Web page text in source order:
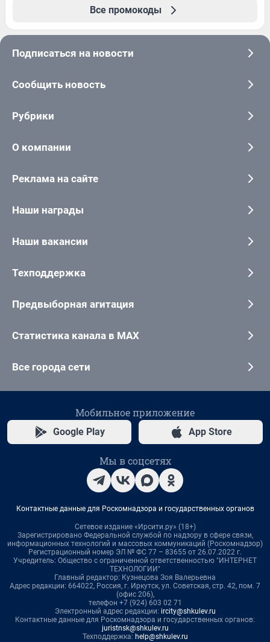
Все промокоды
Подписаться на новости
Сообщить новость
Рубрики
О компании
Реклама на сайте
Наши награды
Наши вакансии
Техподдержка
Предвыборная агитация
Статистика канала в MAX
Все города сети
Мобильное приложение
Google Play App Store
Мы в соцсетях
Контактные данные для Роскомнадзора и государственных органов
Сетевое издание «Ирсити.ру» (18+)
Зарегистрировано Федеральной службой по надзору в сфере связи,
информационных технологий и массовых коммуникаций (Роскомнадзор)
Регистрационный номер ЭЛ № ФС 77 – 83655 от 26.07.2022 г.
Учредитель: Общество с ограниченной ответственностью "ИНТЕРНЕТ
ТЕХНОЛОГИИ"
Главный редактор: Кузнецова Зоя Валерьевна
Адрес редакции: 664022, Россия, г. Иркутск, ул. Советская, стр. 42, пом. 7
(офис 206),
телефон +7 (924) 603 02 71
Электронный адрес редакции: ircity@shkulev.ru
Контактные данные для Роскомнадзора и государственных органов:
juristnsk@shkulev.ru
Техподдержка: help@shkulev.ru